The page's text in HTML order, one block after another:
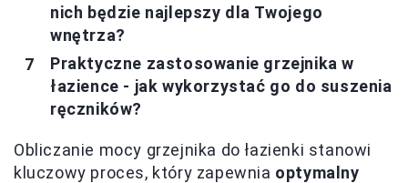
nich będzie najlepszy dla Twojego
wnętrza?
Praktyczne zastosowanie grzejnika w
łazience - jak wykorzystać go do suszenia
ręczników?
Obliczanie mocy grzejnika do łazienki stanowi
kluczowy proces, który zapewnia optymalny